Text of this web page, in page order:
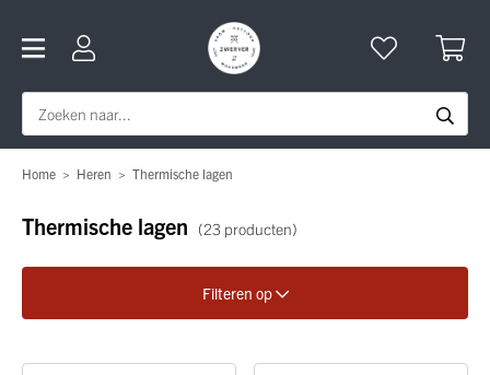
Home > Heren > Thermische lagen
Thermische lagen (23 producten)
Filteren op
Verfijn je zoekopdracht